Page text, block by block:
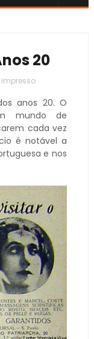
20
impresso
anos 20. O
mundo de
cada vez
é notável a
e nos